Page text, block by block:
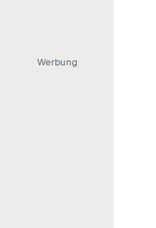
Werbung